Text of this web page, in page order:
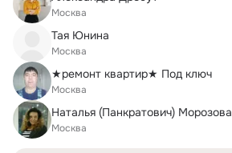
Москва
Тая Юнина
Москва
★ремонт квартир★ Под ключ
Москва
Наталья (Панкратович) Морозова
Москва